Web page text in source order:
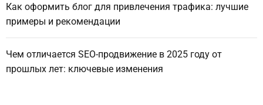
Как оформить блог для привлечения трафика: лучшие
примеры и рекомендации
Чем отличается SEO-продвижение в 2025 году от
прошлых лет: ключевые изменения